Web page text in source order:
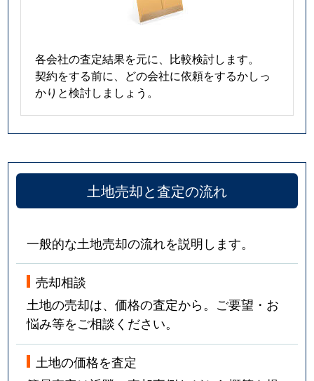
各会社の査定結果を元に、比較検討します。
契約をする前に、どの会社に依頼をするかしっ
かりと検討しましょう。
土地売却と査定の流れ
一般的な土地売却の流れを説明します。
売却相談
土地の売却は、価格の査定から。ご要望・お
悩み等をご相談ください。
土地の価格を査定